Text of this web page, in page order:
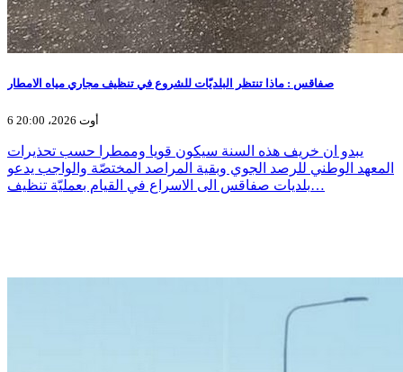
صفاقس : ماذا تنتظر البلديّات للشروع في تنظيف مجاري مياه الامطار
6 أوت 2026، 20:00
يبدو ان خريف هذه السنة سيكون قويا وممطرا حسب تحذيرات
المعهد الوطني للرصد الجوي وبقية المراصد المختصّة والواجب يدعو
بلديات صفاقس الى الاسراع في القيام بعمليّة تنظيف…